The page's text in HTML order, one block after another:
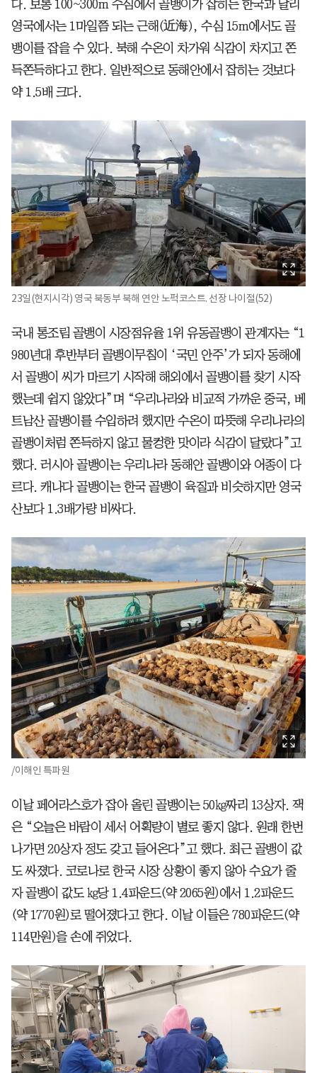
다. 보통 100~300m 수심에서 골뱅이가 잡히는 한국과 달리
영국에서는 1마일쯤 되는 근해(近海), 수심 15m에서도 골
뱅이를 잡을 수 있다. 북해 수온이 차가워 식감이 차지고 쫀
득쫀득하다고 한다. 일반적으로 동해안에서 잡히는 것보다
약 1.5배 크다.
23일(현지시각) 영국 북동부 북해 연안 노퍽코스트. 선장 나이절(52)
국내 통조림 골뱅이 시장점유율 1위 유동골뱅이 관계자는 “1
980년대 후반부터 골뱅이무침이 ‘국민 안주’가 되자 동해에
서 골뱅이 씨가 마르기 시작해 해외에서 골뱅이를 찾기 시작
했는데 쉽지 않았다”며 “우리나라와 비교적 가까운 중국, 베
트남산 골뱅이를 수입하려 했지만 수온이 따뜻해 우리나라의
골뱅이처럼 쫀득하지 않고 물컹한 맛이라 식감이 달랐다”고
했다. 러시아 골뱅이는 우리나라 동해안 골뱅이와 어종이 다
르다. 캐나다 골뱅이는 한국 골뱅이 육질과 비슷하지만 영국
산보다 1.3배가량 비싸다.
/이해인 특파원
이날 페어라스호가 잡아 올린 골뱅이는 50㎏짜리 13상자. 잭
은 “오늘은 바람이 세서 어획량이 별로 좋지 않다. 원래 한번
나가면 20상자 정도 갖고 들어온다”고 했다. 최근 골뱅이 값
도 싸졌다. 코로나로 한국 시장 상황이 좋지 않아 수요가 줄
자 골뱅이 값도 ㎏당 1.4파운드(약 2065원)에서 1.2파운드
(약 1770원)로 떨어졌다고 한다. 이날 이들은 780파운드(약
114만원)을 손에 쥐었다.